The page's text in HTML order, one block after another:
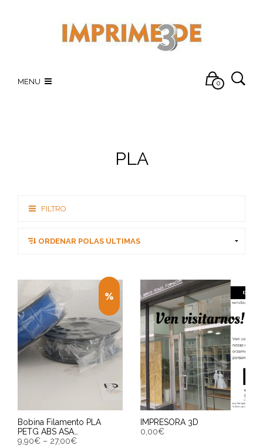
MENU 0
PLA
FILTRO
Bobina Filamento PLA
PETG ABS ASA…
9,90€ – 27,00€
IMPRESORA 3D
0,00€